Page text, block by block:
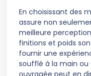
En choisissant des
assure non
meilleure
finitions et poids
fournir une
soufflé à la main
ouvragée peut en